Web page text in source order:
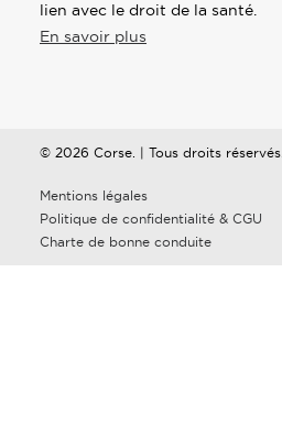
lien avec le droit de la santé.
En savoir plus
© 2026 Corse. | Tous droits réservés.
Mentions légales
Politique de confidentialité & CGU
Charte de bonne conduite